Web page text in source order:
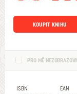
KOUPIT KNIHU
PRO MĚ
ISBN
EAN